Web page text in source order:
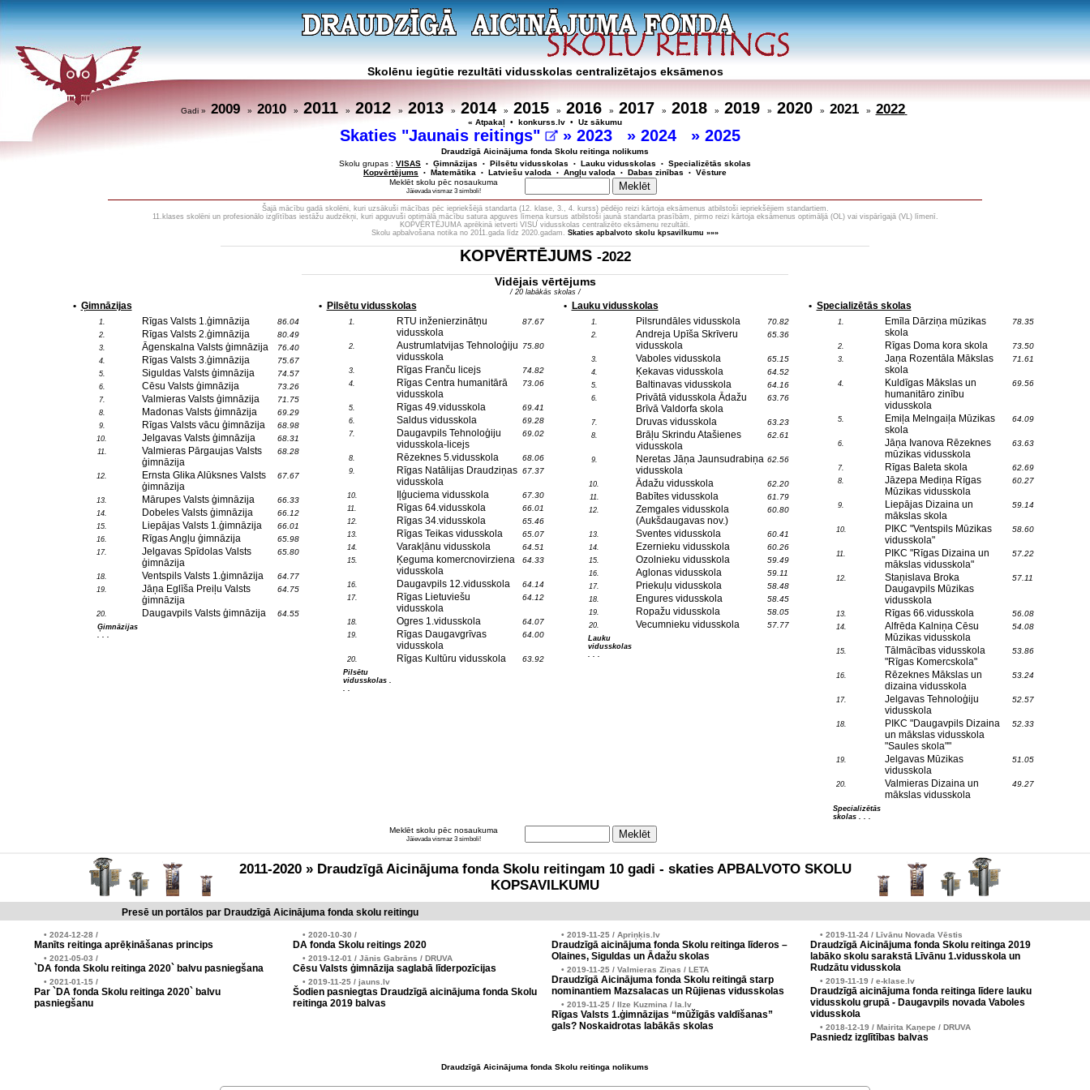
Skolēnu iegūtie rezultāti vidusskolas centralizētajos eksāmenos
Gadi » 2009 » 2010 » 2011 » 2012 » 2013 » 2014 » 2015 » 2016 » 2017 » 2018 » 2019 » 2020 » 2021 » 2022
« Atpakaļ • konkurss.lv • Uz sākumu
Skaties "Jaunais reitings" » 2023 » 2024 » 2025
Draudzīgā Aicinājuma fonda Skolu reitinga nolikums
Skolu grupas : VISAS • Ģimnāzijas • Pilsētu vidusskolas • Lauku vidusskolas • Specializētās skolas
Kopvērtējums
• Matemātika • Latviešu valoda • Angļu valoda • Dabas zinības • Vēsture
Meklēt skolu pēc nosaukuma
Jāievada vismaz 3 simboli!
Šajā mācību gadā skolēni, kuri uzsākuši mācības pēc iepriekšējā standarta (12. klase, 3., 4. kurss) pēdējo reizi kārtoja eksāmenus atbilstoši iepriekšējiem standartiem.
11.klases skolēni un profesionālo izglītības iestāžu audzēkņi, kuri apguvuši optimālā mācību satura apguves līmeņa kursus atbilstoši jaunā standarta prasībām, pirmo reizi kārtoja eksāmenus optimāljā (OL) vai vispārīgajā (VL) līmenī.
KOPVĒRTĒJUMA aprēķinā ietverti VISU vidusskolas centralizēto eksāmenu rezultāti.
Skolu apbalvošana notika no 2011.gada līdz 2020.gadam. Skaties apbalvoto skolu kpsavilkumu »»»
KOPVĒRTĒJUMS -2022
Vidējais vērtējums
/ 20 labākās skolas /
• Ģimnāzijas
1. Rīgas Valsts 1.ģimnāzija 86.04
2. Rīgas Valsts 2.ģimnāzija 80.49
3. Āgenskalna Valsts ģimnāzija 76.40
4. Rīgas Valsts 3.ģimnāzija 75.67
5. Siguldas Valsts ģimnāzija 74.57
6. Cēsu Valsts ģimnāzija 73.26
7. Valmieras Valsts ģimnāzija 71.75
8. Madonas Valsts ģimnāzija 69.29
9. Rīgas Valsts vācu ģimnāzija 68.98
10. Jelgavas Valsts ģimnāzija 68.31
11.
Valmieras Pārgaujas Valsts
ģimnāzija
68.28
12.
Ernsta Glika Alūksnes Valsts
ģimnāzija
67.67
13. Mārupes Valsts ģimnāzija 66.33
14. Dobeles Valsts ģimnāzija 66.12
15. Liepājas Valsts 1.ģimnāzija 66.01
16. Rīgas Angļu ģimnāzija 65.98
17.
Jelgavas Spīdolas Valsts
ģimnāzija
65.80
18. Ventspils Valsts 1.ģimnāzija 64.77
19.
Jāņa Eglīša Preiļu Valsts
ģimnāzija
64.75
20. Daugavpils Valsts ģimnāzija 64.55
Ģimnāzijas
. . .
• Pilsētu vidusskolas
1.
RTU inženierzinātņu
vidusskola
87.67
2.
Austrumlatvijas Tehnoloģiju
vidusskola
75.80
3. Rīgas Franču licejs 74.82
4.
Rīgas Centra humanitārā
vidusskola
73.06
5. Rīgas 49.vidusskola 69.41
6. Saldus vidusskola 69.28
7.
Daugavpils Tehnoloģiju
vidusskola-licejs
69.02
8. Rēzeknes 5.vidusskola 68.06
9.
Rīgas Natālijas Draudziņas
vidusskola
67.37
10. Iļģuciema vidusskola 67.30
11. Rīgas 64.vidusskola 66.01
12. Rīgas 34.vidusskola 65.46
13. Rīgas Teikas vidusskola 65.07
14. Varakļānu vidusskola 64.51
15.
Ķeguma komercnovirziena
vidusskola
64.33
16. Daugavpils 12.vidusskola 64.14
17.
Rīgas Lietuviešu
vidusskola
64.12
18. Ogres 1.vidusskola 64.07
19.
Rīgas Daugavgrīvas
vidusskola
64.00
20. Rīgas Kultūru vidusskola 63.92
Pilsētu
vidusskolas .
. .
• Lauku vidusskolas
1. Pilsrundāles vidusskola 70.82
2.
Andreja Upīša Skrīveru
vidusskola
65.36
3. Vaboles vidusskola 65.15
4. Ķekavas vidusskola 64.52
5. Baltinavas vidusskola 64.16
6.
Privātā vidusskola Ādažu
Brīvā Valdorfa skola
63.76
7. Druvas vidusskola 63.23
8.
Brāļu Skrindu Atašienes
vidusskola
62.61
9.
Neretas Jāņa Jaunsudrabiņa
vidusskola
62.56
10. Ādažu vidusskola 62.20
11. Babītes vidusskola 61.79
12.
Zemgales vidusskola
(Aukšdaugavas nov.)
60.80
13. Sventes vidusskola 60.41
14. Ezernieku vidusskola 60.26
15. Ozolnieku vidusskola 59.49
16. Aglonas vidusskola 59.11
17. Priekuļu vidusskola 58.48
18. Engures vidusskola 58.45
19. Ropažu vidusskola 58.05
20. Vecumnieku vidusskola 57.77
Lauku
vidusskolas
. . .
• Specializētās skolas
1.
Emīla Dārziņa mūzikas
skola
78.35
2. Rīgas Doma kora skola 73.50
3.
Jaņa Rozentāla Mākslas
skola
71.61
4.
Kuldīgas Mākslas un
humanitāro zinību
vidusskola
69.56
5.
Emiļa Melngaiļa Mūzikas
skola
64.09
6.
Jāņa Ivanova Rēzeknes
mūzikas vidusskola
63.63
7. Rīgas Baleta skola 62.69
8.
Jāzepa Mediņa Rīgas
Mūzikas vidusskola
60.27
9.
Liepājas Dizaina un
mākslas skola
59.14
10.
PIKC "Ventspils Mūzikas
vidusskola"
58.60
11.
PIKC "Rīgas Dizaina un
mākslas vidusskola"
57.22
12.
Staņislava Broka
Daugavpils Mūzikas
vidusskola
57.11
13. Rīgas 66.vidusskola 56.08
14.
Alfrēda Kalniņa Cēsu
Mūzikas vidusskola
54.08
15.
Tālmācības vidusskola
"Rīgas Komercskola"
53.86
16.
Rēzeknes Mākslas un
dizaina vidusskola
53.24
17.
Jelgavas Tehnoloģiju
vidusskola
52.57
18.
PIKC "Daugavpils Dizaina
un mākslas vidusskola
"Saules skola""
52.33
19.
Jelgavas Mūzikas
vidusskola
51.05
20.
Valmieras Dizaina un
mākslas vidusskola
49.27
Specializētās
skolas . . .
Meklēt skolu pēc nosaukuma
Jāievada vismaz 3 simboli!
2011-2020 » Draudzīgā Aicinājuma fonda Skolu reitingam 10 gadi - skaties APBALVOTO SKOLU
KOPSAVILKUMU
Presē un portālos par Draudzīgā Aicinājuma fonda skolu reitingu
• 2024-12-28 /
Manīts reitinga aprēķināšanas princips
• 2021-05-03 /
`DA fonda Skolu reitinga 2020` balvu pasniegšana
• 2021-01-15 /
Par `DA fonda Skolu reitinga 2020` balvu
pasniegšanu
• 2020-10-30 /
DA fonda Skolu reitings 2020
• 2019-12-01 / Jānis Gabrāns / DRUVA
Cēsu Valsts ģimnāzija saglabā līderpozīcijas
• 2019-11-25 / jauns.lv
Šodien pasniegtas Draudzīgā aicinājuma fonda Skolu
reitinga 2019 balvas
• 2019-11-25 / Apriņķis.lv
Draudzīgā aicinājuma fonda Skolu reitinga līderos –
Olaines, Siguldas un Ādažu skolas
• 2019-11-25 / Valmieras Ziņas / LETA
Draudzīgā Aicinājuma fonda Skolu reitingā starp
nominantiem Mazsalacas un Rūjienas vidusskolas
• 2019-11-25 / Ilze Kuzmina / la.lv
Rīgas Valsts 1.ģimnāzijas “mūžīgās valdīšanas”
gals? Noskaidrotas labākās skolas
• 2019-11-24 / Līvānu Novada Vēstis
Draudzīgā Aicinājuma fonda Skolu reitinga 2019
labāko skolu sarakstā Līvānu 1.vidusskola un
Rudzātu vidusskola
• 2019-11-19 / e-klase.lv
Draudzīgā aicinājuma fonda reitinga līdere lauku
vidusskolu grupā - Daugavpils novada Vaboles
vidusskola
• 2018-12-19 / Mairita Kaņepe / DRUVA
Pasniedz izglītības balvas
Draudzīgā Aicinājuma fonda Skolu reitinga nolikums